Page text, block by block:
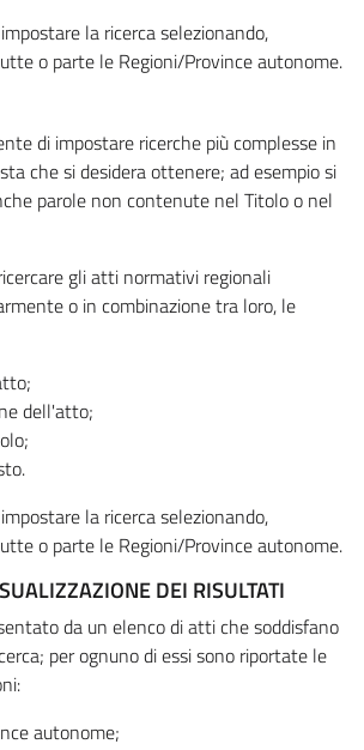
la ricerca selezionando,
o parte le Regioni/Province autonome.
di impostare ricerche più complesse in
che si desidera ottenere; ad esempio si
parole non contenute nel Titolo o nel
gli atti normativi regionali
o in combinazione tra loro, le
dell'atto;
la ricerca selezionando,
o parte le Regioni/Province autonome.
DEI RISULTATI
da un elenco di atti che soddisfano
per ognuno di essi sono riportate le
autonome;